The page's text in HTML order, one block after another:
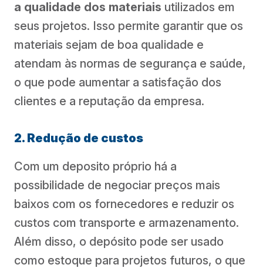
a qualidade dos materiais utilizados em
seus projetos. Isso permite garantir que os
materiais sejam de boa qualidade e
atendam às normas de segurança e saúde,
o que pode aumentar a satisfação dos
clientes e a reputação da empresa.
2. Redução de custos
Com um deposito próprio há a
possibilidade de negociar preços mais
baixos com os fornecedores e reduzir os
custos com transporte e armazenamento.
Além disso, o depósito pode ser usado
como estoque para projetos futuros, o que